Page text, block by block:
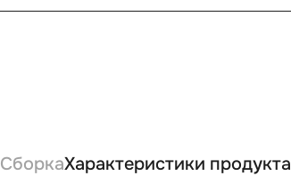
СборкаХарактеристики продукта